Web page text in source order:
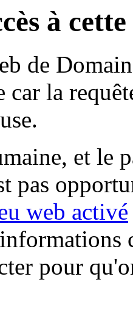
à
de
car la
et le
pas
web activé
pour